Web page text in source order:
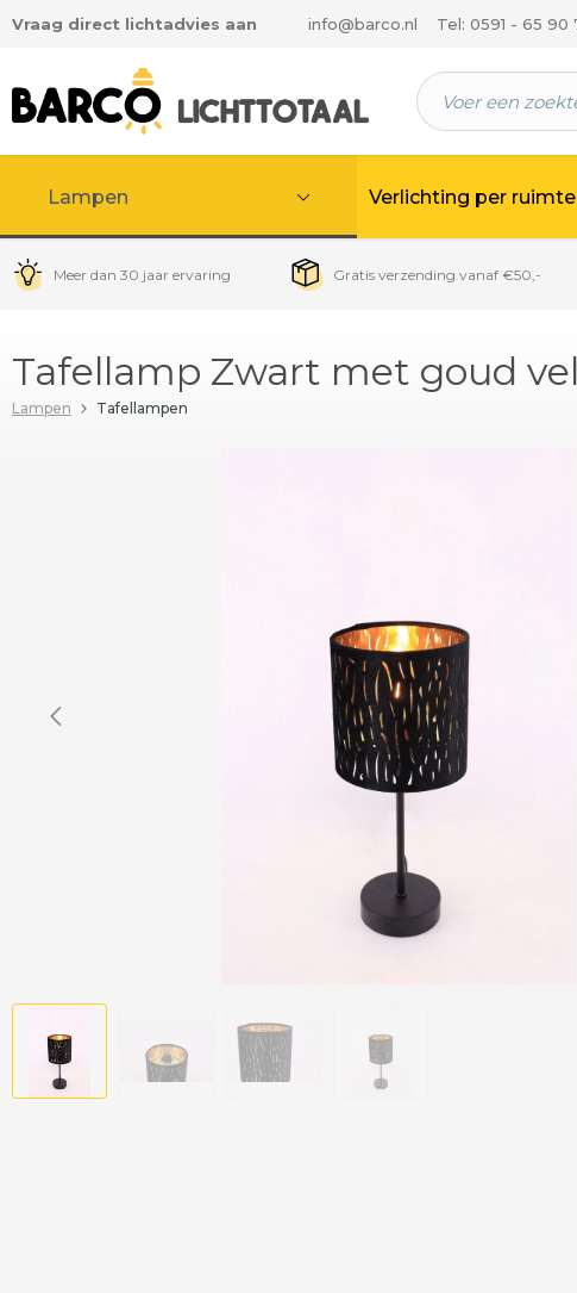
hoofdinhoud
Vraag direct lichtadvies aan info@barco.nl Tel: 0591 - 65 90
Lampen Verlichting per ruimte
Meer dan 30 jaar ervaring Gratis verzending vanaf €50,-
Tafellamp Zwart met goud
Lampen Tafellampen